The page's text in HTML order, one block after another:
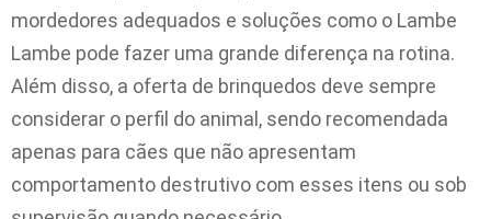
mordedores adequados e soluções como o Lambe
Lambe pode fazer uma grande diferença na rotina.
Além disso, a oferta de brinquedos deve sempre
considerar o perfil do animal, sendo recomendada
apenas para cães que não apresentam
comportamento destrutivo com esses itens ou sob